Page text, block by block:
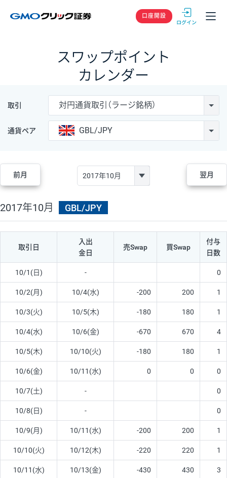
GMOクリック
口座開設
スワップポイント
カレンダー
取引 対円通貨取引（ラージ銘柄）
通貨ペア GBL/JPY
前月 翌月
2017年10月 GBL/JPY
取引日
入出
金日
売Swap 買Swap
付与
日数
10/1(日) - 0
10/2(月) 10/4(水) -200 200 1
10/3(火) 10/5(木) -180 180 1
10/4(水) 10/6(金) -670 670 4
10/5(木) 10/10(火) -180 180 1
10/6(金) 10/11(水) 0 0 0
10/7(土) - 0
10/8(日) - 0
10/9(月) 10/11(水) -200 200 1
10/10(火) 10/12(木) -220 220 1
10/11(水) 10/13(金) -430 430 3